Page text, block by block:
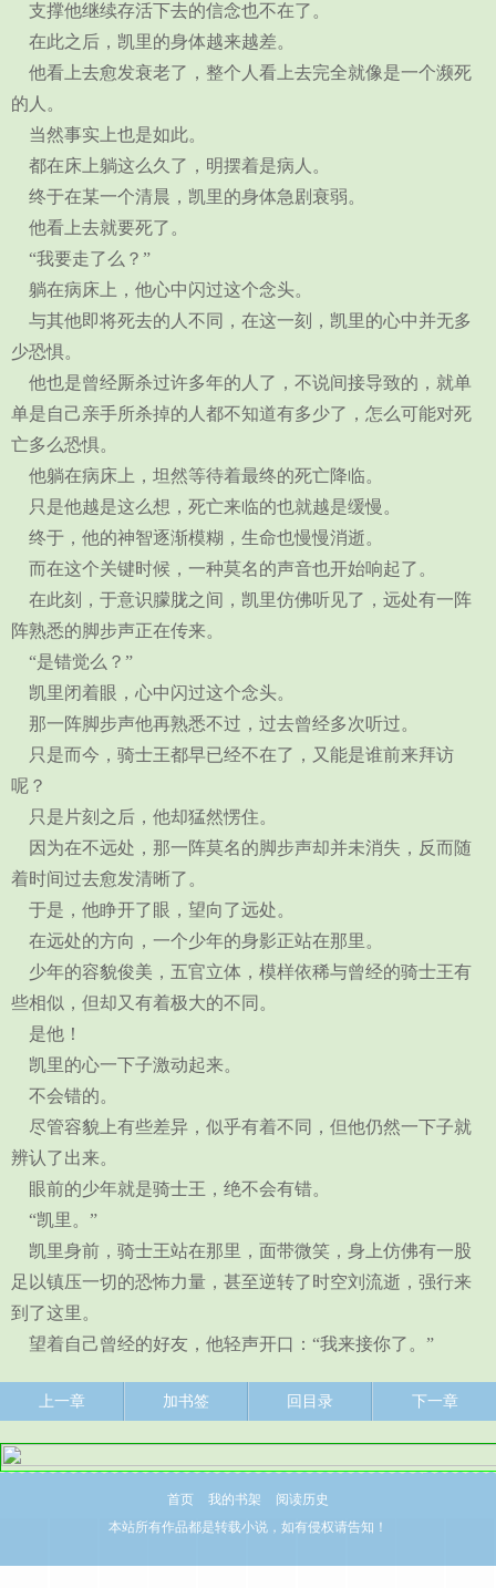
支撑他继续存活下去的信念也不在了。
在此之后，凯里的身体越来越差。
他看上去愈发衰老了，整个人看上去完全就像是一个濒死
的人。
当然事实上也是如此。
都在床上躺这么久了，明摆着是病人。
终于在某一个清晨，凯里的身体急剧衰弱。
他看上去就要死了。
“我要走了么？”
躺在病床上，他心中闪过这个念头。
与其他即将死去的人不同，在这一刻，凯里的心中并无多
少恐惧。
他也是曾经厮杀过许多年的人了，不说间接导致的，就单
单是自己亲手所杀掉的人都不知道有多少了，怎么可能对死
亡多么恐惧。
他躺在病床上，坦然等待着最终的死亡降临。
只是他越是这么想，死亡来临的也就越是缓慢。
终于，他的神智逐渐模糊，生命也慢慢消逝。
而在这个关键时候，一种莫名的声音也开始响起了。
在此刻，于意识朦胧之间，凯里仿佛听见了，远处有一阵
阵熟悉的脚步声正在传来。
“是错觉么？”
凯里闭着眼，心中闪过这个念头。
那一阵脚步声他再熟悉不过，过去曾经多次听过。
只是而今，骑士王都早已经不在了，又能是谁前来拜访
呢？
只是片刻之后，他却猛然愣住。
因为在不远处，那一阵莫名的脚步声却并未消失，反而随
着时间过去愈发清晰了。
于是，他睁开了眼，望向了远处。
在远处的方向，一个少年的身影正站在那里。
少年的容貌俊美，五官立体，模样依稀与曾经的骑士王有
些相似，但却又有着极大的不同。
是他！
凯里的心一下子激动起来。
不会错的。
尽管容貌上有些差异，似乎有着不同，但他仍然一下子就
辨认了出来。
眼前的少年就是骑士王，绝不会有错。
“凯里。”
凯里身前，骑士王站在那里，面带微笑，身上仿佛有一股
足以镇压一切的恐怖力量，甚至逆转了时空刘流逝，强行来
到了这里。
望着自己曾经的好友，他轻声开口：“我来接你了。”
上一章 加书签 回目录 下一章
首页 我的书架
阅读历史
本站所有作品都是转载小说，如有侵权请告知！